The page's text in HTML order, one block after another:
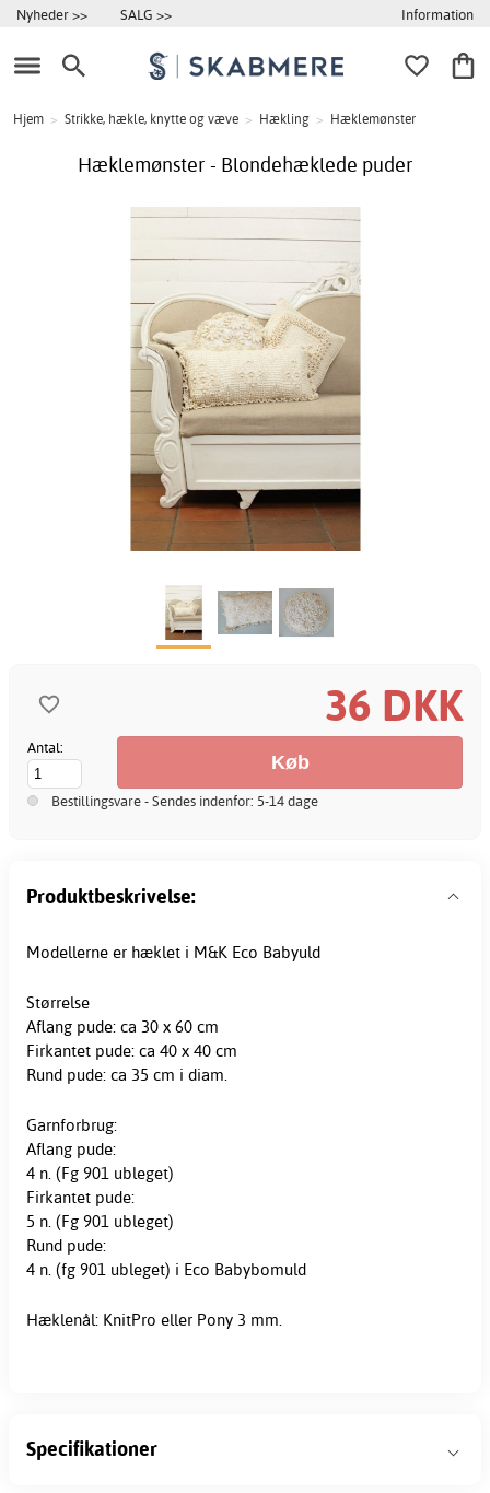
Nyheder >> SALG >> Information
Hjem > Strikke, hækle, knytte og væve > Hækling > Hæklemønster
Hæklemønster - Blondehæklede puder
36 DKK
Antal:
Bestillingsvare - Sendes indenfor: 5-14 dage
Produktbeskrivelse:
Modellerne er hæklet i M&K Eco Babyuld
Størrelse
Aflang pude: ca 30 x 60 cm
Firkantet pude: ca 40 x 40 cm
Rund pude: ca 35 cm i diam.
Garnforbrug:
Aflang pude:
4 n. (Fg 901 ubleget)
Firkantet pude:
5 n. (Fg 901 ubleget)
Rund pude:
4 n. (fg 901 ubleget) i Eco Babybomuld
Hæklenål: KnitPro eller Pony 3 mm.
Specifikationer